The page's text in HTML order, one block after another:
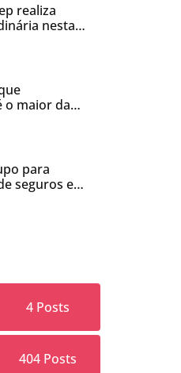
realiza
nesta
o maior da
para
seguros em
4Posts
404Posts